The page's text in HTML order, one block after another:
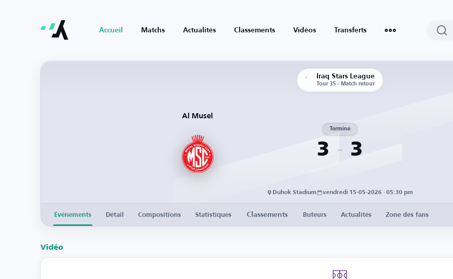
Accueil Matchs Actualités Classements Vidéos Transferts
Iraq Stars League
Tour 35 - Match retour
Al Musel
3
Terminé
3
Duhok Stadium vendredi 15-05-2026 · 05:30 pm
Événements Détail Compositions Statistiques Classements Buteurs Actualités Zone des fans
Vidéo